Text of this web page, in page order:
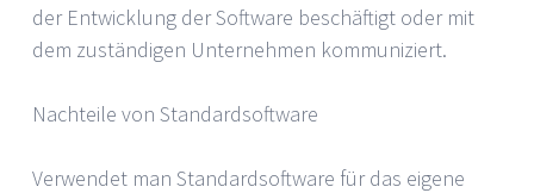
der Entwicklung der Software beschäftigt oder mit
dem zuständigen Unternehmen kommuniziert.
Nachteile von Standardsoftware
Verwendet man Standardsoftware für das eigene